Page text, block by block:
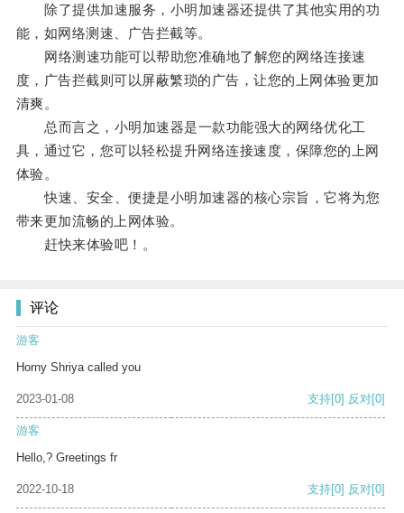
除了提供加速服务，小明加速器还提供了其他实用的功
能，如网络测速、广告拦截等。
网络测速功能可以帮助您准确地了解您的网络连接速
度，广告拦截则可以屏蔽繁琐的广告，让您的上网体验更加
清爽。
总而言之，小明加速器是一款功能强大的网络优化工
具，通过它，您可以轻松提升网络连接速度，保障您的上网
体验。
快速、安全、便捷是小明加速器的核心宗旨，它将为您
带来更加流畅的上网体验。
赶快来体验吧！。
评论
游客
Horny Shriya called you
2023-01-08 支持[0] 反对[0]
游客
Hello,? Greetings fr
2022-10-18 支持[0] 反对[0]